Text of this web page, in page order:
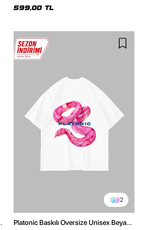
599,00 TL
2
Platonic Baskılı Oversize Unisex Beyaz